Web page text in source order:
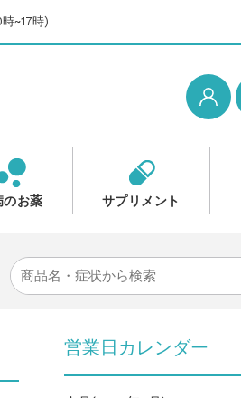
~17時)
のお薬 サプリメント
営業日カレンダー